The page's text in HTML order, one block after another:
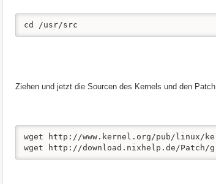
cd /usr/src
Ziehen und jetzt die Sourcen des Kernels und den
wget http://www.kernel.org/pub/linux/
wget http://download.nixhelp.de/Patch/